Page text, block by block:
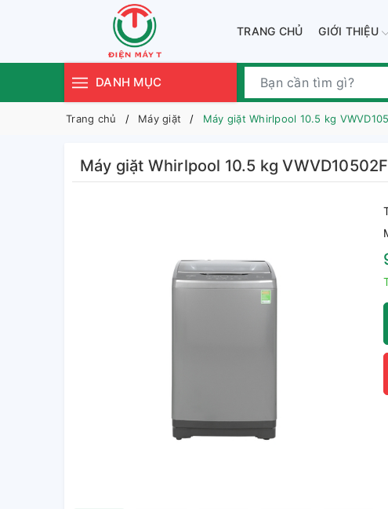
TRANG CHỦ GIỚI THIỆU
DANH MỤC
Trang chủ Máy giặt Máy giặt Whirlpool 10.5 kg
Máy giặt Whirlpool 10.5 kg